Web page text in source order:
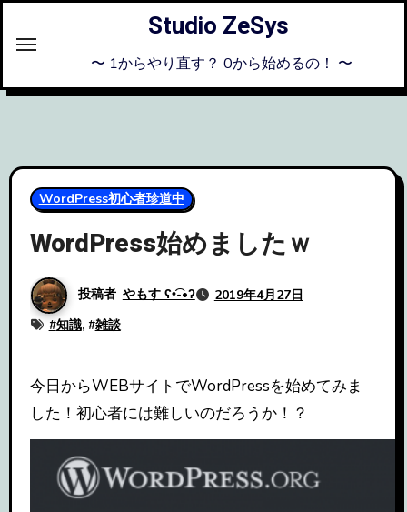
ス
Studio ZeSys
〜 1からやり直す？ 0から始めるの！ 〜
WordPress初心者珍道中
WordPress始めましたｗ
投稿者 やもす ʕ•͡-•ʔ
2019年4月27日
#知識, #雑談
今日からWEBサイトでWordPressを始めてみま
した！初心者には難しいのだろうか！？